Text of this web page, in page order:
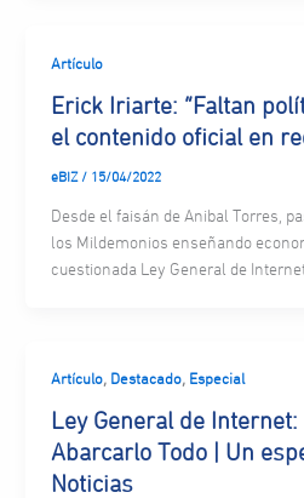
Artículo
Erick Iriarte: “Faltan
el contenido oficial en
eBIZ / 15/04/2022
Desde el faisán de Anibal Torres,
los Mildemonios enseñando
cuestionada Ley General de
Artículo, Destacado, Especial
Ley General de Internet:
Abarcarlo Todo | Un
Noticias